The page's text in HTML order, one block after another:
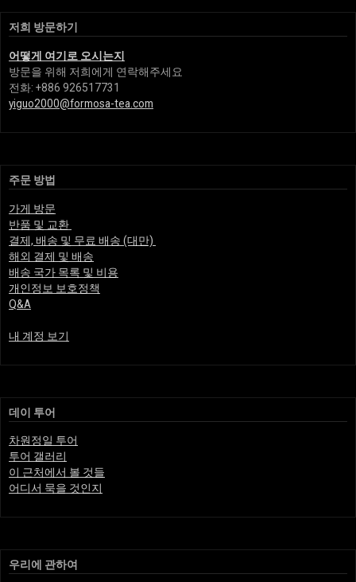
저희 방문하기
어떻게 여기로 오시는지
방문을 위해 저희에게 연락해주세요
전화: +886 926517731
yiguo2000@formosa-tea.com
주문 방법
가게 방문
반품 및 교환
결제, 배송 및 무료 배송 (대만)
해외 결제 및 배송
배송 국가 목록 및 비용
개인정보 보호정책
Q&A
내 계정 보기
데이 투어
차원정일 투어
투어 갤러리
이 근처에서 볼 것들
어디서 묵을 것인지
우리에 관하여